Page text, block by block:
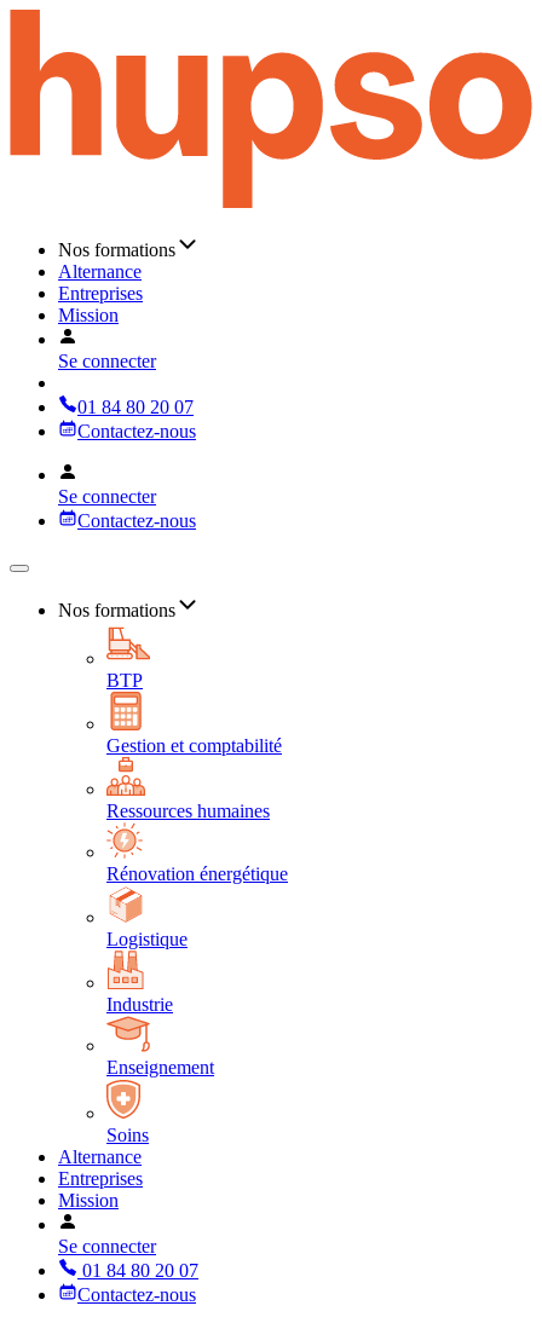
Nos formations
Alternance
Entreprises
Mission
Se connecter
01 84 80 20 07
Contactez-nous
Se connecter
Contactez-nous
Nos formations
BTP
Gestion et comptabilité
Ressources humaines
Rénovation énergétique
Logistique
Industrie
Enseignement
Soins
Alternance
Entreprises
Mission
Se connecter
01 84 80 20 07
Contactez-nous